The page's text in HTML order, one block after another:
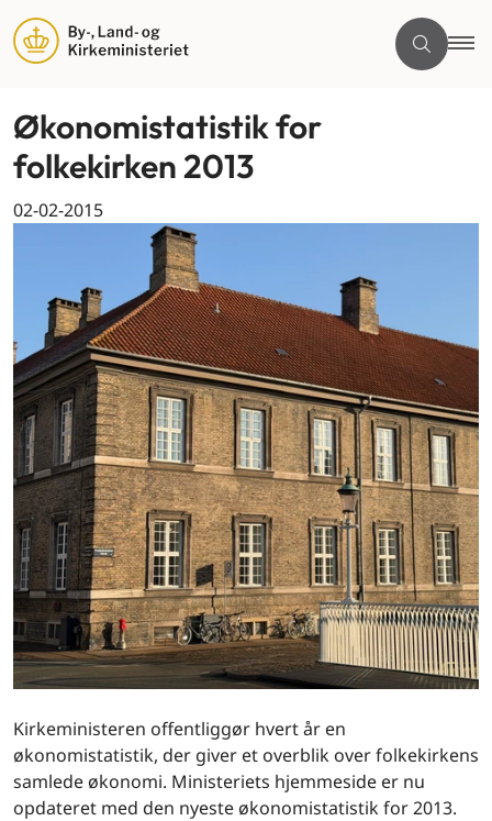
Økonomistatistik for
folkekirken 2013
02-02-2015
Kirkeministeren offentliggør hvert år en
økonomistatistik, der giver et overblik over folkekirkens
samlede økonomi. Ministeriets hjemmeside er nu
opdateret med den nyeste økonomistatistik for 2013.